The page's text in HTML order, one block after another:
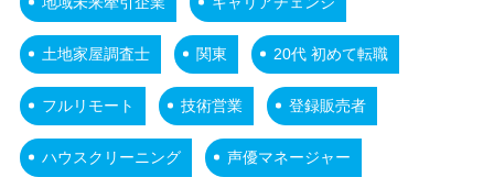
土地家屋調査士 関東 20代 初めて転職
フルリモート 技術営業 登録販売者
ハウスクリーニング 声優マネージャー